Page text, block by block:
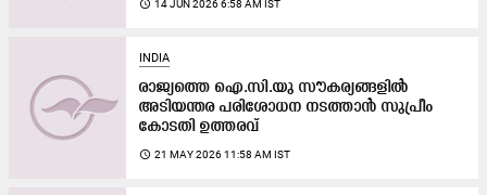
access_time 14 JUN 2026 6:58 AM IST
INDIA
രാജ്യത്തെ ഐ.സി.യു സൗകര്യങ്ങളിൽ
അടിയന്തര പരിശോധന നടത്താൻ സുപ്രീം
കോടതി ഉത്തരവ്
access_time 21 MAY 2026 11:58 AM IST